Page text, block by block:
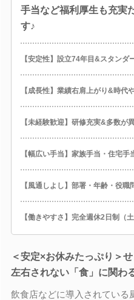
手当など福利厚生も充実
す♪
【安定性】設立74年目&スタンダ
【成長性】業績右肩上がり&時代
【未経験歓迎】研修充実&多数が
【幅広い手当】家族手当・住宅
【風通しよし】部署・年齢・役
【働きやすさ】完全週休2日制（
＜安定×お休みたっぷり＞
左右されない「食」に関わ
飲食店などに導入されている